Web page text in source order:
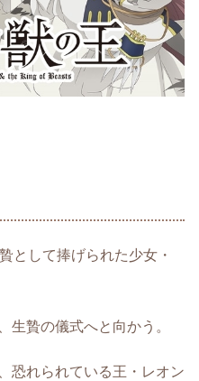
として捧げられた少女・
生贄の儀式へと向かう。
恐れられている王・レオン